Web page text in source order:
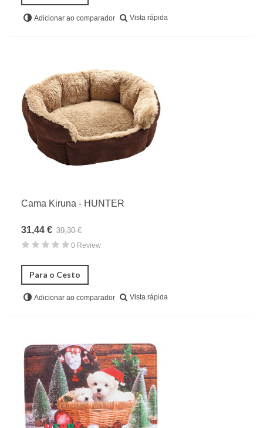
Adicionar ao comparador Vista rápida
Cama Kiruna - HUNTER
31,44 € 39,30 €
0 Review
Para o Cesto
Adicionar ao comparador Vista rápida